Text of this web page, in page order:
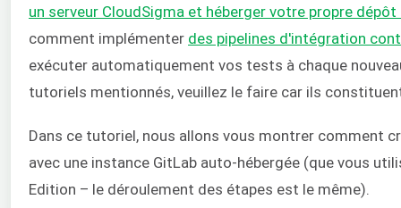
un serveur CloudSigma et héberger votre propre dépôt
comment implémenter des pipelines d'intégration
exécuter automatiquement vos tests à chaque
tutoriels mentionnés, veuillez le faire car ils
Dans ce tutoriel, nous allons vous montrer comment
avec une instance GitLab auto-hébergée (que vous
Edition – le déroulement des étapes est le même).